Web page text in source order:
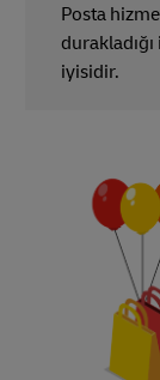
Posta
iyisidir.